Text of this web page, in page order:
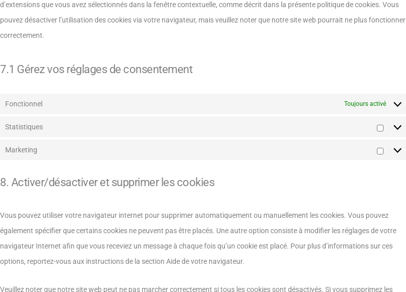
d’extensions que vous avez sélectionnés dans la fenêtre contextuelle, comme décrit dans la présente politique de cookies. Vous
pouvez désactiver l’utilisation des cookies via votre navigateur, mais veuillez noter que notre site web pourrait ne plus fonctionner
correctement.
7.1 Gérez vos réglages de consentement
Fonctionnel Toujours activé
Statistiques
Marketing
8. Activer/désactiver et supprimer les cookies
Vous pouvez utiliser votre navigateur internet pour supprimer automatiquement ou manuellement les cookies. Vous pouvez
également spécifier que certains cookies ne peuvent pas être placés. Une autre option consiste à modifier les réglages de votre
navigateur Internet afin que vous receviez un message à chaque fois qu’un cookie est placé. Pour plus d’informations sur ces
options, reportez-vous aux instructions de la section Aide de votre navigateur.
Veuillez noter que notre site web peut ne pas marcher correctement si tous les cookies sont désactivés. Si vous supprimez les